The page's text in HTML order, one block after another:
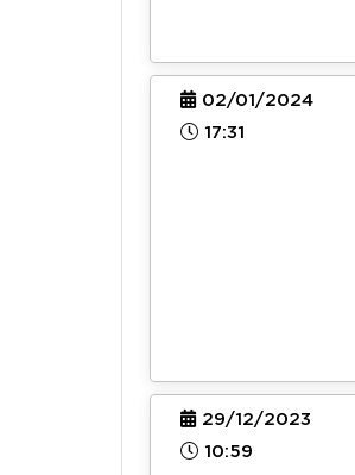
02/01/2024
17:31
29/12/2023
10:59